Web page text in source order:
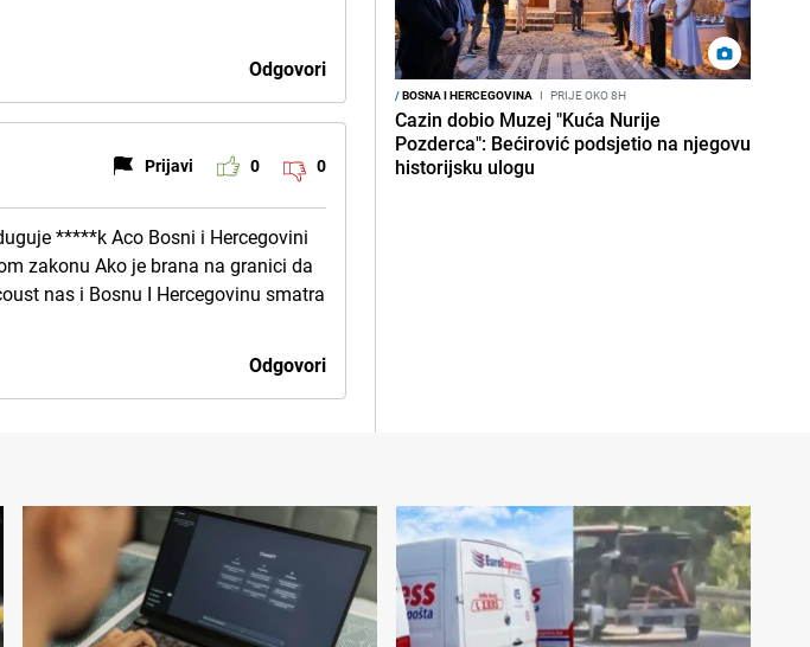
Odgovori
Prijavi 0 0
*****k Aco Bosni i Hercegovini
zakonu Ako je brana na granici da
nas i Bosnu I Hercegovinu smatra
Odgovori
/BOSNA I HERCEGOVINA I PRIJE OKO 8H
Cazin dobio Muzej "Kuća Nurije
Pozderca": Bećirović podsjetio na njegovu
historijsku ulogu